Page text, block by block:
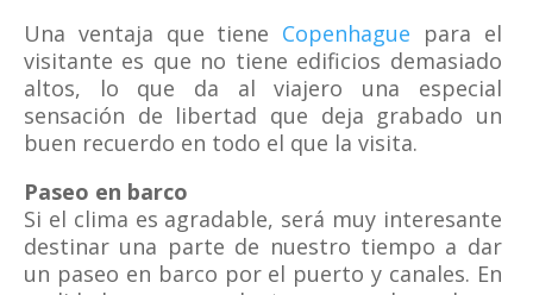
Una ventaja que tiene Copenhague para el
visitante es que no tiene edificios demasiado
altos, lo que da al viajero una especial
sensación de libertad que deja grabado un
buen recuerdo en todo el que la visita.
Paseo en barco
Si el clima es agradable, será muy interesante
destinar una parte de nuestro tiempo a dar
un paseo en barco por el puerto y canales. En